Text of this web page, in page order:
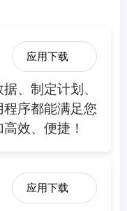
应用下载
、制定计划、
序都能满足您
效、便捷！
应用下载